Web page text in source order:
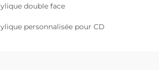
double face
personnalisée pour CD